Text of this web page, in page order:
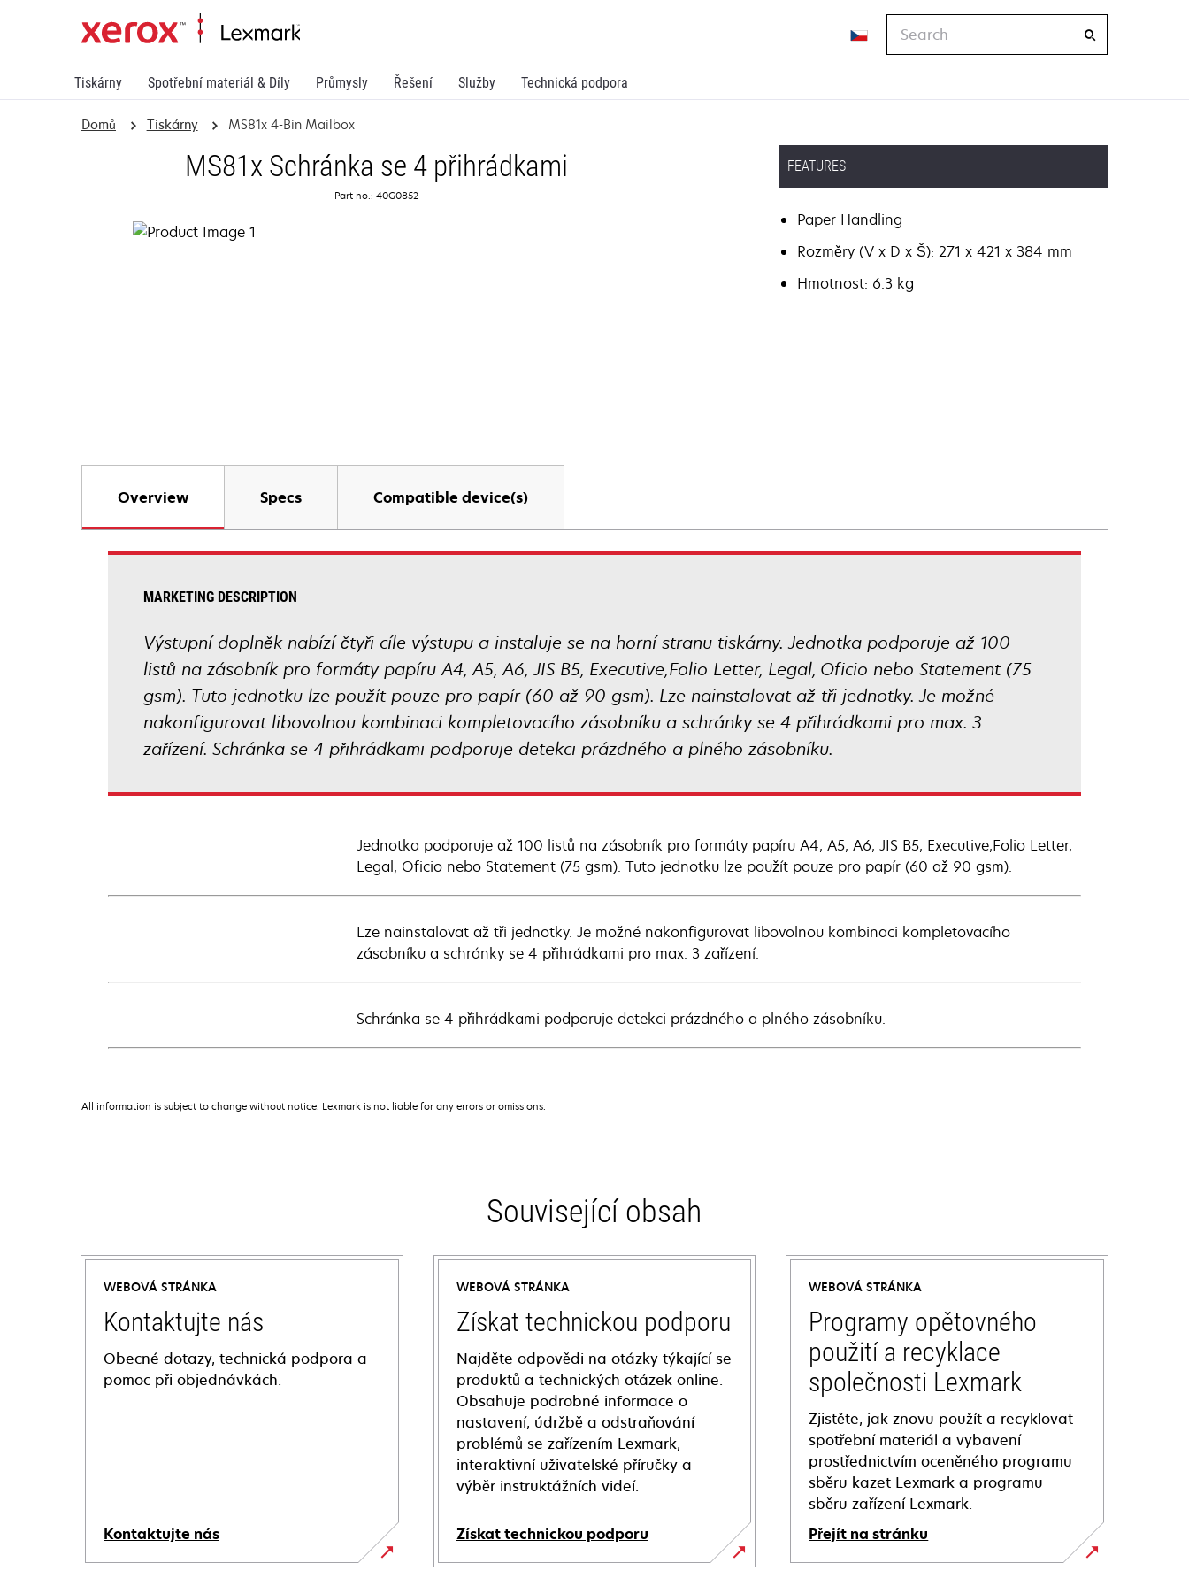
Tiskárny Spotřební materiál & Díly Průmysly Řešení Služby Technická podpora
Domů Tiskárny MS81x 4-Bin Mailbox
MS81x Schránka se 4 přihrádkami
Part no.: 40G0852
FEATURES
Paper Handling
Rozměry (V x D x Š): 271 x 421 x 384 mm
Hmotnost: 6.3 kg
Overview Specs Compatible device(s)
MARKETING DESCRIPTION
Výstupní doplněk nabízí čtyři cíle výstupu a instaluje se na horní stranu tiskárny. Jednotka podporuje až 100
listů na zásobník pro formáty papíru A4, A5, A6, JIS B5, Executive,Folio Letter, Legal, Oficio nebo Statement (75
gsm). Tuto jednotku lze použít pouze pro papír (60 až 90 gsm). Lze nainstalovat až tři jednotky. Je možné
nakonfigurovat libovolnou kombinaci kompletovacího zásobníku a schránky se 4 přihrádkami pro max. 3
zařízení. Schránka se 4 přihrádkami podporuje detekci prázdného a plného zásobníku.
Jednotka podporuje až 100 listů na zásobník pro formáty papíru A4, A5, A6, JIS B5, Executive,Folio Letter,
Legal, Oficio nebo Statement (75 gsm). Tuto jednotku lze použít pouze pro papír (60 až 90 gsm).
Lze nainstalovat až tři jednotky. Je možné nakonfigurovat libovolnou kombinaci kompletovacího
zásobníku a schránky se 4 přihrádkami pro max. 3 zařízení.
Schránka se 4 přihrádkami podporuje detekci prázdného a plného zásobníku.
All information is subject to change without notice. Lexmark is not liable for any errors or omissions.
Související obsah
WEBOVÁ STRÁNKA
Kontaktujte nás
Obecné dotazy, technická podpora a
pomoc při objednávkách.
Kontaktujte nás
WEBOVÁ STRÁNKA
Získat technickou podporu
Najděte odpovědi na otázky týkající se
produktů a technických otázek online.
Obsahuje podrobné informace o
nastavení, údržbě a odstraňování
problémů se zařízením Lexmark,
interaktivní uživatelské příručky a
výběr instruktážních videí.
Získat technickou podporu
opens
WEBOVÁ STRÁNKA
Programy opětovného
použití a recyklace
společnosti Lexmark
Zjistěte, jak znovu použít a recyklovat
spotřební materiál a vybavení
prostřednictvím oceněného programu
sběru kazet Lexmark a programu
sběru zařízení Lexmark.
Přejít na stránku